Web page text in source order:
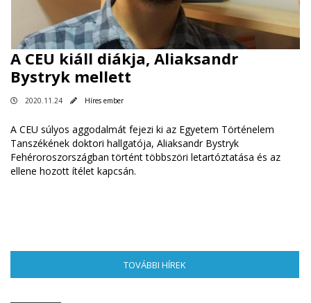
A CEU kiáll diákja, Aliaksandr
Bystryk mellett
2020.11.24 Híres ember
A CEU súlyos aggodalmát fejezi ki az Egyetem Történelem
Tanszékének doktori hallgatója, Aliaksandr Bystryk
Fehéroroszországban történt többszöri letartóztatása és az
ellene hozott ítélet kapcsán.
TOVÁBBI HÍREK